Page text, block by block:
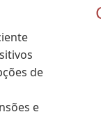
de
e